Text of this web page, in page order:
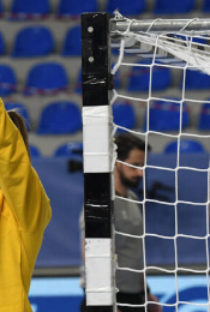
smo
nam
nije